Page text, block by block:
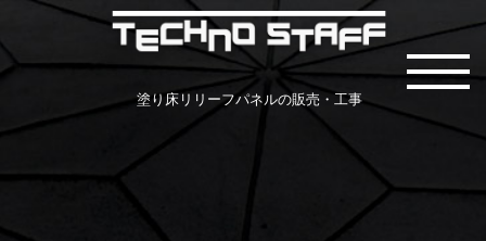
塗り床リリーフパネルの販売・工事